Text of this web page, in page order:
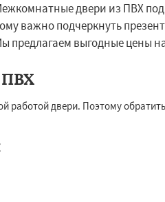
двери из ПВХ
важно подчеркнуть
предлагаем выгодные цены
ПВХ
работой двери. Поэтому